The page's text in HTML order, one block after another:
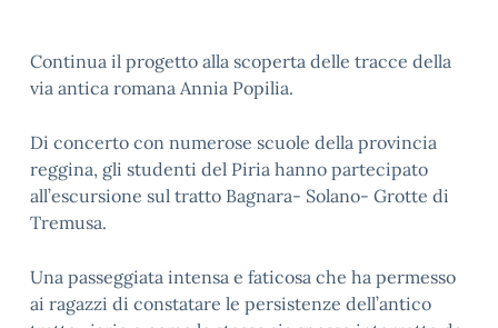
Continua il progetto alla scoperta delle tracce della
via antica romana Annia Popilia.
Di concerto con numerose scuole della provincia
reggina, gli studenti del Piria hanno partecipato
all’escursione sul tratto Bagnara- Solano- Grotte di
Tremusa.
Una passeggiata intensa e faticosa che ha permesso
ai ragazzi di constatare le persistenze dell’antico